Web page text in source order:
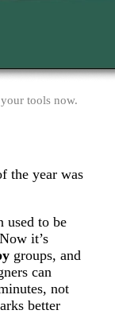
tools now.
the year was
used to be
it’s
groups, and
can
not
better